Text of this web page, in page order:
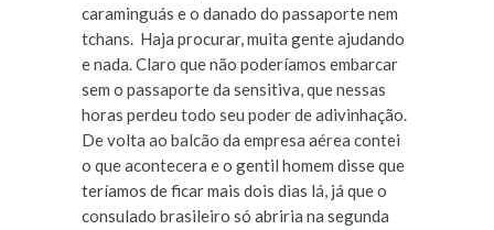
caraminguás e o danado do passaporte nem
tchans. Haja procurar, muita gente ajudando
e nada. Claro que não poderíamos embarcar
sem o passaporte da sensitiva, que nessas
horas perdeu todo seu poder de adivinhação.
De volta ao balcão da empresa aérea contei
o que acontecera e o gentil homem disse que
teríamos de ficar mais dois dias lá, já que o
consulado brasileiro só abriria na segunda